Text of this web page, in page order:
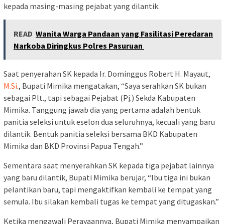
kepada masing-masing pejabat yang dilantik.
READ Wanita Warga Pandaan yang Fasilitasi Peredaran
Narkoba Diringkus Polres Pasuruan
Saat penyerahan SK kepada Ir. Dominggus Robert H. Mayaut,
M.Si., Bupati Mimika mengatakan, “Saya serahkan SK bukan
sebagai Plt., tapi sebagai Pejabat (Pj.) Sekda Kabupaten
Mimika. Tanggung jawab dia yang pertama adalah bentuk
panitia seleksi untuk eselon dua seluruhnya, kecuali yang baru
dilantik. Bentuk panitia seleksi bersama BKD Kabupaten
Mimika dan BKD Provinsi Papua Tengah.”
Sementara saat menyerahkan SK kepada tiga pejabat lainnya
yang baru dilantik, Bupati Mimika berujar, “Ibu tiga ini bukan
pelantikan baru, tapi mengaktifkan kembali ke tempat yang
semula. Ibu silakan kembali tugas ke tempat yang ditugaskan.”
Ketika mengawali Perayaannya, Bupati Mimika menyampaikan